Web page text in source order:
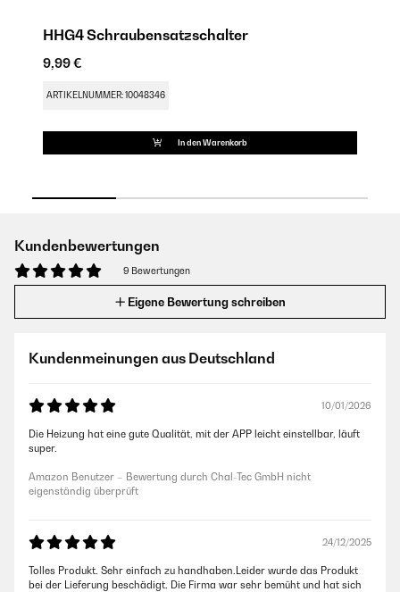
HHG4 Schraubensatzschalter
9,99 €
ARTIKELNUMMER: 10048346
In den Warenkorb
Kundenbewertungen
9 Bewertungen
Eigene Bewertung schreiben
Kundenmeinungen aus Deutschland
10/01/2026
Die Heizung hat eine gute Qualität, mit der APP leicht einstellbar, läuft
super.
Amazon Benutzer – Bewertung durch Chal-Tec GmbH nicht
eigenständig überprüft
24/12/2025
Tolles Produkt. Sehr einfach zu handhaben.Leider wurde das Produkt
bei der Lieferung beschädigt. Die Firma war sehr bemüht und hat sich